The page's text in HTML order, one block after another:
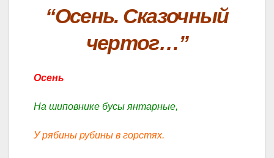
“Осень. Сказочный
чертог…”
Осень
На шиповнике бусы янтарные,
У рябины рубины в горстях.